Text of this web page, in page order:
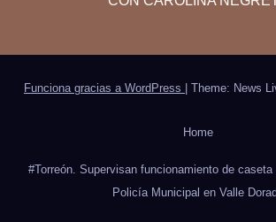
Funciona gracias a WordPress | Theme: News
Home
#Torreón. Supervisan funcionamiento de
Policía Municipal en Valle